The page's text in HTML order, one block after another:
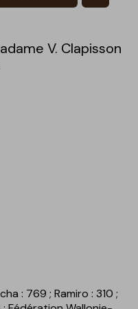
V. Clapisson
: 769; Ramiro : 310;